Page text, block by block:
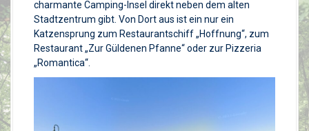
charmante Camping-Insel direkt neben dem alten
Stadtzentrum gibt. Von Dort aus ist ein nur ein
Katzensprung zum Restaurantschiff „Hoffnung“, zum
Restaurant „Zur Güldenen Pfanne“ oder zur Pizzeria
„Romantica“.